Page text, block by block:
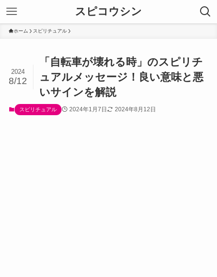
スピコウシン
ホーム スピリチュアル
「自転車が壊れる時」のスピリチ
ュアルメッセージ！良い意味と悪
いサインを解説
2024
8/12
スピリチュアル 2024年1月7日 2024年8月12日